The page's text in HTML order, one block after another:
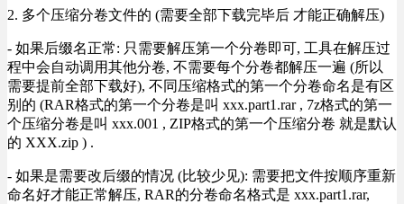
2. 多个压缩分卷文件的 (需要全部下载完毕后 才能正确解压)
- 如果后缀名正常: 只需要解压第一个分卷即可, 工具在解压过
程中会自动调用其他分卷, 不需要每个分卷都解压一遍 (所以
需要提前全部下载好), 不同压缩格式的第一个分卷命名是有区
别的 (RAR格式的第一个分卷是叫 xxx.part1.rar , 7z格式的第一
个压缩分卷是叫 xxx.001 , ZIP格式的第一个压缩分卷 就是默认
的 XXX.zip ) .
- 如果是需要改后缀的情况 (比较少见): 需要把文件按顺序重新
命名好才能正常解压, RAR的分卷命名格式是 xxx.part1.rar,